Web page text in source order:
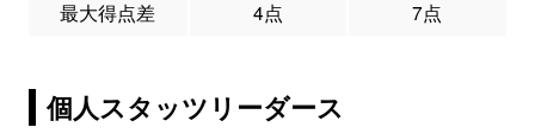
最大得点差
4点 7点
個人スタッツリーダース